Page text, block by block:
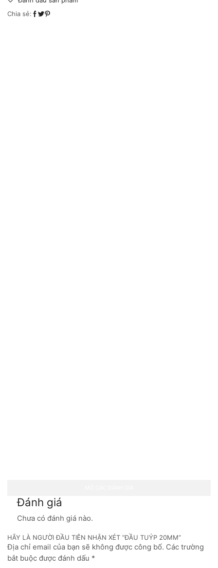
Chia sẻ:
Đánh giá
Chưa có đánh giá nào.
HÃY LÀ NGƯỜI ĐẦU TIÊN NHẬN XÉT “ĐẦU TUÝP 20MM”
Địa chỉ email của bạn sẽ không được công bố. Các trường
bắt buộc được đánh dấu *